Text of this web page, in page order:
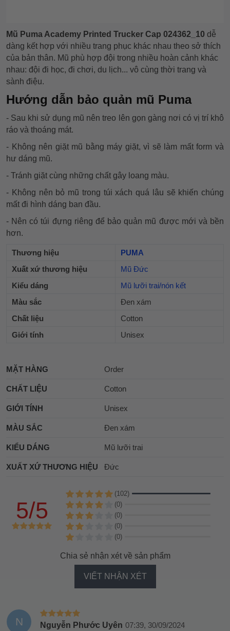
Mũ Puma Academy Printed Trucker Cap 024362_10 dễ
dàng kết hợp với nhiều trang phục khác nhau theo sở thích
của bản thân. Mũ phù hợp đội trong nhiều hoàn cảnh khác
nhau: đội đi học, đi chơi, du lịch... vô cùng thời trang và
sành điệu.
Hướng dẫn bảo quản mũ Puma
- Sau khi sử dụng mũ nên treo lên gọn gàng nơi có vị trí khô
ráo và thoáng mát.
- Không nên giặt mũ bằng máy giặt, vì sẽ làm mất form và
hư dáng mũ.
- Tránh giặt cùng những chất gây loang màu.
- Không nên bỏ mũ trong túi xách quá lâu sẽ khiến chúng
mất đi hình dáng ban đầu.
- Nên có túi đựng riêng để bảo quản mũ được mới và bền
hơn.
Thương hiệu
PUMA
Xuất xứ thương hiệu
Mũ Đức
Kiểu dáng
Mũ lưỡi trai/nón kết
Màu sắc
Đen xám
Chất liệu
Cotton
Giới tính
Unisex
MẶT HÀNG Order
CHẤT LIỆU Cotton
GIỚI TÍNH Unisex
MÀU SẮC Đen xám
KIỂU DÁNG Mũ lưỡi trai
XUẤT XỨ THƯƠNG HIỆU Đức
5/5
(102)
(0)
(0)
(0)
(0)
Chia sẻ nhận xét về sản phẩm
VIẾT NHẬN XÉT
N Nguyễn Phước Uyên 07:39, 30/09/2024